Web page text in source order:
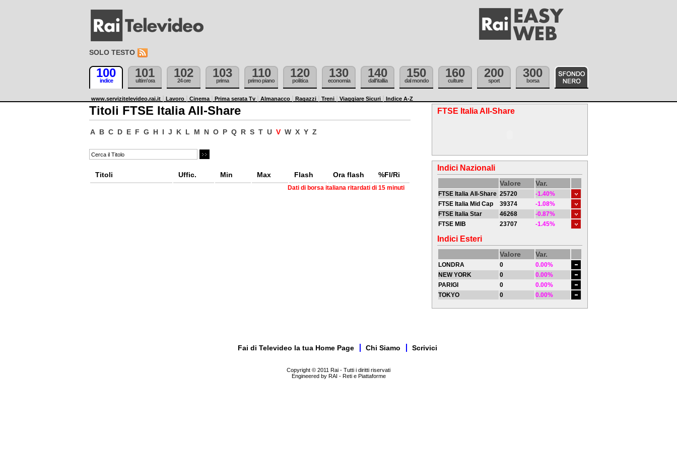
SOLO TESTO
100
indice
101
ultim'ora
102
24 ore
103
prima
110
primo piano
120
politica
130
economia
140
dall'itallia
150
dal mondo
160
culture
200
sport
300
borsa
www.servizitelevideo.rai.it Lavoro Cinema Prima serata Tv Almanacco Ragazzi Treni Viaggiare Sicuri Indice A-Z
Titoli FTSE Italia All-Share
A B C D E F G H I J K L M N O P Q R S T U V W X Y Z
Titoli Uffic. Min Max Flash Ora flash %Fl/Ri
Dati di borsa italiana ritardati di 15 minuti
FTSE Italia All-Share
Indici Nazionali
Valore Var.
FTSE Italia All-Share 25720
-1.40%
FTSE Italia Mid Cap
39374
-1.08%
FTSE Italia Star
46268
-0.87%
FTSE MIB
23707 -1.45%
Indici Esteri
Valore Var.
LONDRA 0
0.00%
NEW YORK
0
0.00%
PARIGI
0
0.00%
TOKYO
0 0.00%
Fai di Televideo la tua Home Page Chi Siamo Scrivici
Copyright © 2011 Rai - Tutti i diritti riservati
Engineered by RAI - Reti e Piattaforme